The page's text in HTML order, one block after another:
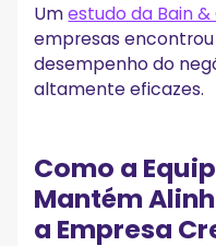
Umestudo da Bain
empresas
desempenho do
altamente eficazes.
Como a
Mantém
a Empresa